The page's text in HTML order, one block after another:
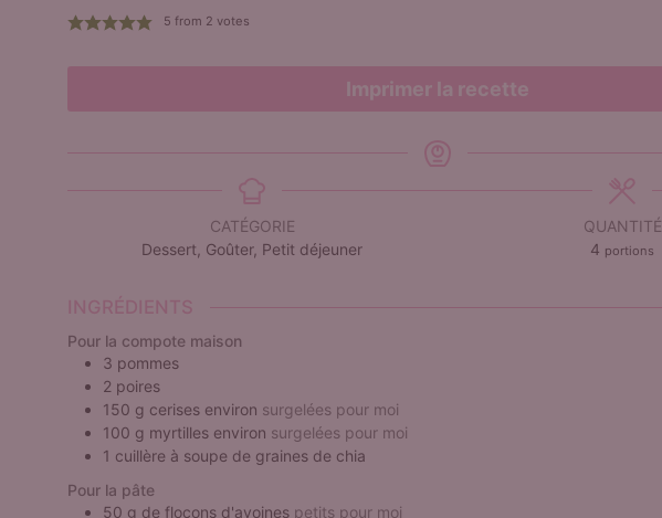
5 from 2 votes
Imprimer la recette
CATÉGORIE
Dessert, Goûter, Petit déjeuner
QUANTITÉ
4 portions
INGRÉDIENTS
Pour la compote maison
3 pommes
2 poires
150 g cerises environ surgelées pour moi
100 g myrtilles environ surgelées pour moi
1 cuillère à soupe de graines de chia
Pour la pâte
50 g de flocons d'avoines petits pour moi